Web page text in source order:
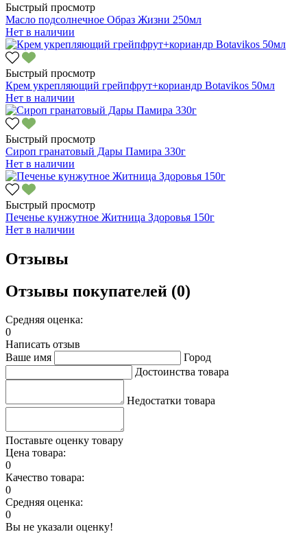
Быстрый просмотр
Масло подсолнечное Образ Жизни 250мл
Нет в наличии
Быстрый просмотр
Крем укрепляющий грейпфрут+кориандр Botavikos 50мл
Нет в наличии
Быстрый просмотр
Сироп гранатовый Дары Памира 330г
Нет в наличии
Быстрый просмотр
Печенье кунжутное Житница Здоровья 150г
Нет в наличии
Отзывы
Отзывы покупателей (0)
Средняя оценка:
0
Написать отзыв
Ваше имя
Город
Достоинства товара
Недостатки товара
Поставьте оценку товару
Цена товара:
0
Качество товара:
0
Средняя оценка:
0
Вы не указали оценку!